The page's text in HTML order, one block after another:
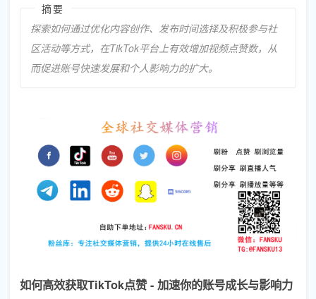
摘要
探索如何通过优化内容创作、发布时间选择及积极参与社
区活动等方式，在TikTok平台上有效增加视频点赞数，从
而促进账号快速发展和个人影响力的扩大。
如何高效获取TikTok点赞 - 加速你的账号成长与影响力